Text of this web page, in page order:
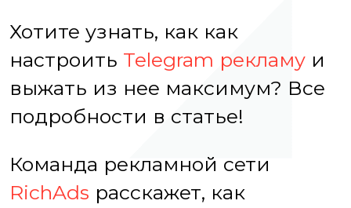
Хотите узнать, как как
настроить Telegram рекламу и
выжать из нее максимум? Все
подробности в статье!
Команда рекламной сети
RichAds расскажет, как